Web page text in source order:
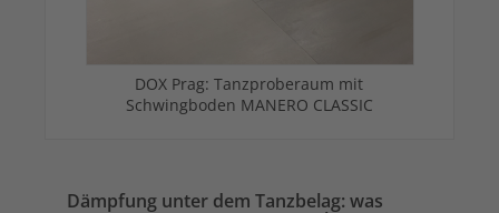
DOX Prag: Tanzproberaum mit
Schwingboden MANERO CLASSIC
Dämpfung unter dem Tanzbelag: was